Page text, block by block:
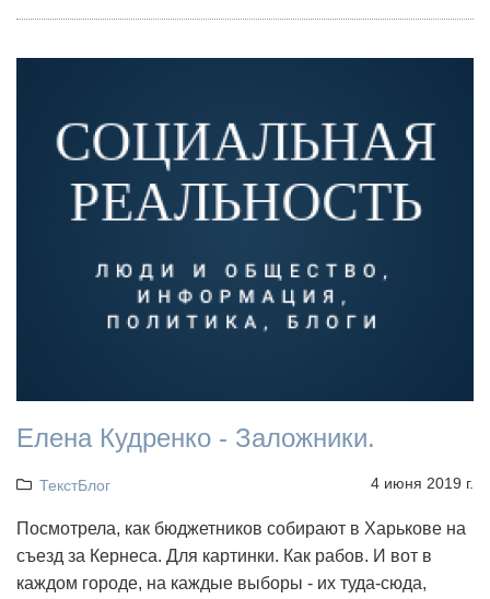
Елена Кудренко - Заложники.
ТекстБлог 4 июня 2019 г.
Посмотрела, как бюджетников собирают в Харькове на
съезд за Кернеса. Для картинки. Как рабов. И вот в
каждом городе, на каждые выборы - их туда-сюда,